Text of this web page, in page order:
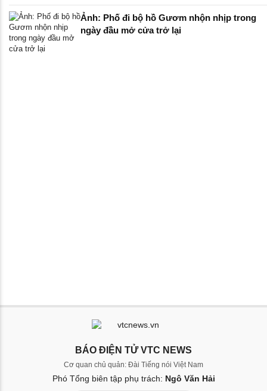
Ảnh: Phố đi bộ hồ Gươm nhộn nhịp trong
ngày đầu mở cửa trở lại
BÁO ĐIỆN TỬ VTC NEWS
Cơ quan chủ quản: Đài Tiếng nói Việt Nam
Phó Tổng biên tập phụ trách: Ngô Văn Hải